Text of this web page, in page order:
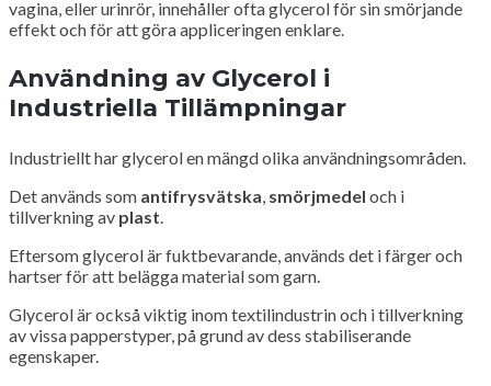
vagina, eller urinrör, innehåller ofta glycerol för sin smörjande
effekt och för att göra appliceringen enklare.
Användning av Glycerol i
Industriella Tillämpningar
Industriellt har glycerol en mängd olika användningsområden.
Det används som antifrysvätska smörjmedel och i
tillverkning av plast
Eftersom glycerol är fuktbevarande, används det i färger och
hartser för att belägga material som garn.
Glycerol är också viktig inom textilindustrin och i tillverkning
av vissa papperstyper, på grund av dess stabiliserande
egenskaper.